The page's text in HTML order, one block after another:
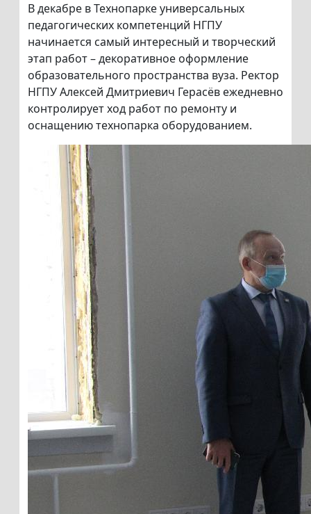
В декабре в Технопарке универсальных
педагогических компетенций НГПУ
начинается самый интересный и творческий
этап работ – декоративное оформление
образовательного пространства вуза. Ректор
НГПУ Алексей Дмитриевич Герасёв ежедневно
контролирует ход работ по ремонту и
оснащению технопарка оборудованием.